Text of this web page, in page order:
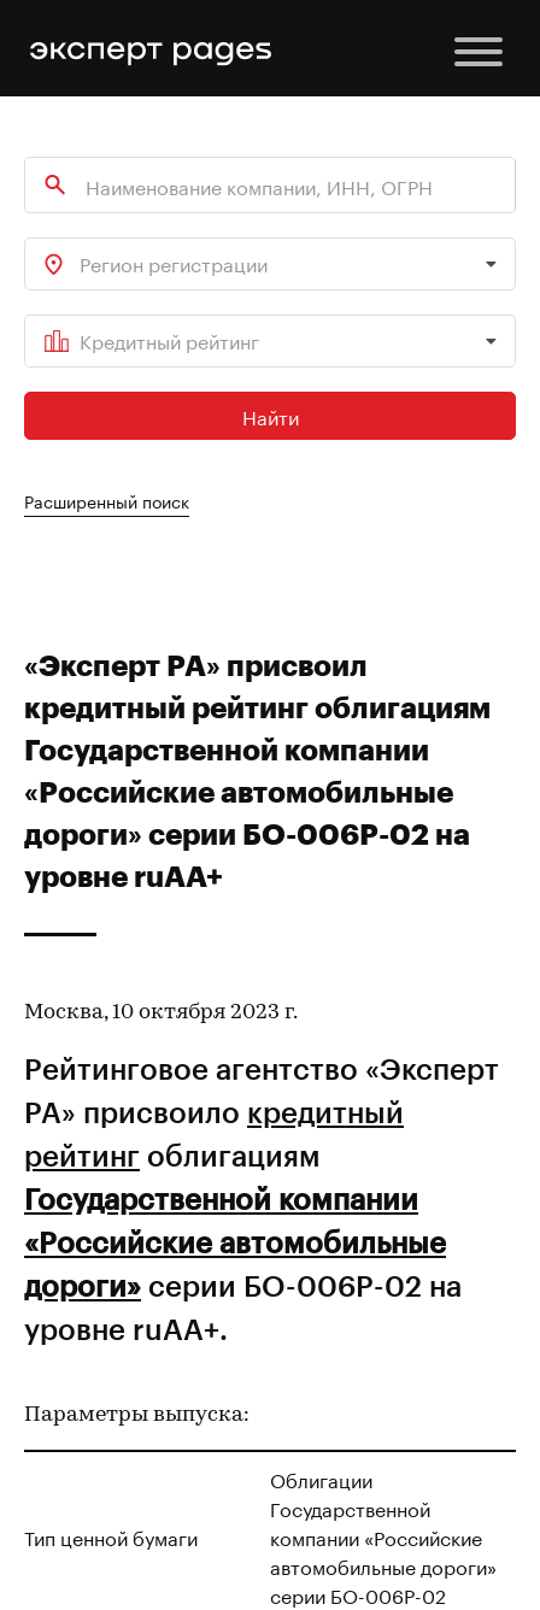
Регион регистрации
Кредитный рейтинг
Найти
Расширенный поиск
«Эксперт РА» присвоил
кредитный рейтинг облигациям
Государственной компании
«Российские автомобильные
дороги» серии БО-006P-02 на
уровне ruAA+
Москва, 10 октября 2023 г.
Рейтинговое агентство «Эксперт
РА» присвоило кредитный
рейтинг облигациям
Государственной компании
«Российские автомобильные
дороги» серии БО-006P-02 на
уровне ruAA+.
Параметры выпуска:
Тип ценной бумаги
Облигации
Государственной
компании «Российские
автомобильные дороги»
серии БО-006P-02